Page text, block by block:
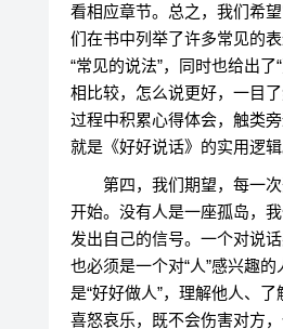
看相应章节。总之，我们希
们在书中列举了许多常见的
“常见的说法”，同时也给出了
相比较，怎么说更好，一目
过程中积累心得体会，触类
就是《好好说话》的实用逻辑
第四，我们期望，每一
开始。没有人是一座孤岛，
发出自己的信号。一个对说
也必须是一个对“人”感兴趣
是“好好做人”，理解他人、
喜怒哀乐，既不会伤害对方，